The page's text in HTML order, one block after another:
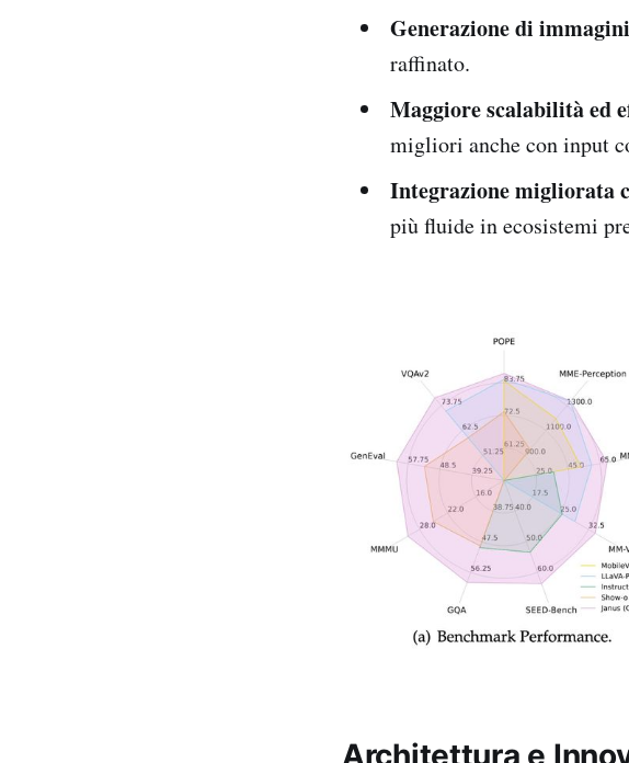
Generazione di
raffinato.
Maggiore scalabilità ed
migliori anche con input
Integrazione migliorata
più fluide in ecosistemi
Architettura e